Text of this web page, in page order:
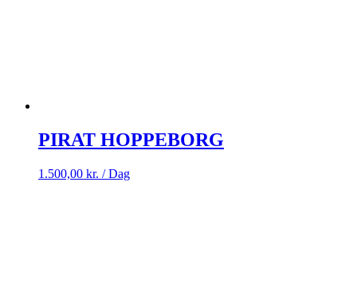
PIRAT HOPPEBORG
1.500,00 kr. / Dag